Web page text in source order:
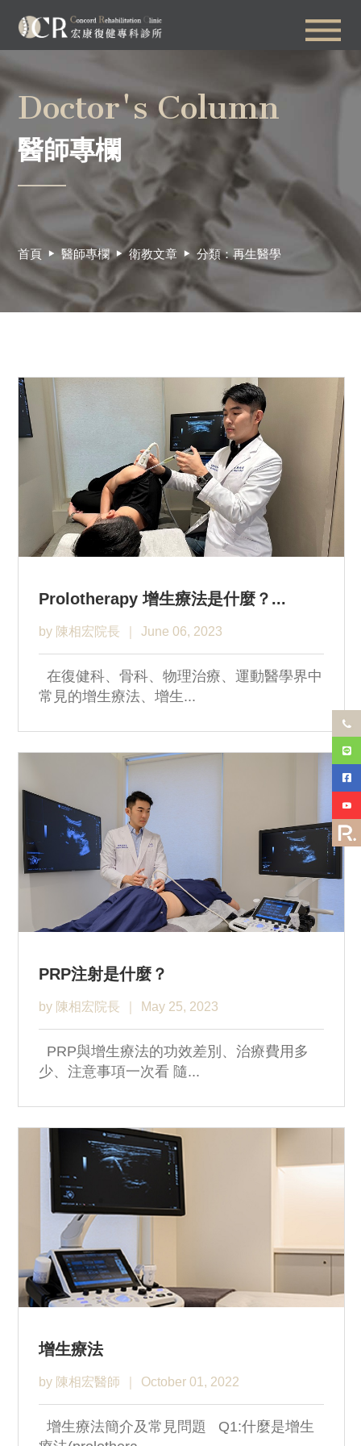
Doctor's Column
醫師專欄
首頁 醫師專欄 衛教文章 分類：再生醫學
Prolotherapy 增生療法是什麼？...
by 陳相宏院長 June 06, 2023
在復健科、骨科、物理治療、運動醫學界中
常見的增生療法、增生...
PRP注射是什麼？
by 陳相宏院長 May 25, 2023
PRP與增生療法的功效差別、治療費用多
少、注意事項一次看 隨...
增生療法
by 陳相宏醫師 October 01, 2022
增生療法簡介及常見問題 Q1:什麼是增生